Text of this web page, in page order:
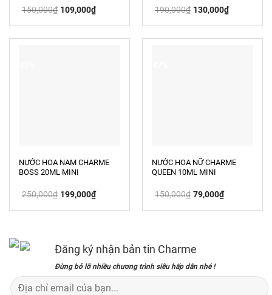
150,000₫ Giá
gốc
109,000₫Giá
hiện
109,000₫.
190,000₫ Giá
gốc
130,000₫Giá
hiện
130,000₫.
NƯỚC HOA NAM CHARME
BOSS 20ML MINI
250,000₫ Giá
gốc
199,000₫Giá
hiện
NƯỚC HOA NỮ CHARME
QUEEN 10ML MINI
150,000₫ Giá
gốc
79,000₫Giá
hiện
Đăng ký nhận bản tin Charme
Đừng bỏ lỡ nhiều chương trình siêu hấp dẫn nhé !